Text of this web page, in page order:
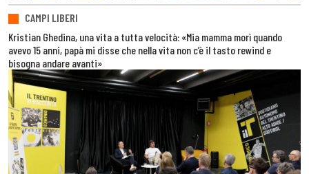
CAMPI LIBERI
Kristian Ghedina, una vita a tutta velocità: «Mia mamma morì quando
avevo 15 anni, papà mi disse che nella vita non c’è il tasto rewind e
bisogna andare avanti»